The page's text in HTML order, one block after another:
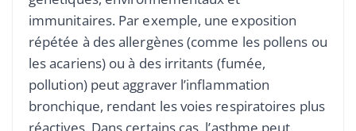
immunitaires. Par exemple, une exposition
répétée à des allergènes (comme les pollens ou
les acariens) ou à des irritants (fumée,
pollution) peut aggraver l’inflammation
bronchique, rendant les voies respiratoires plus